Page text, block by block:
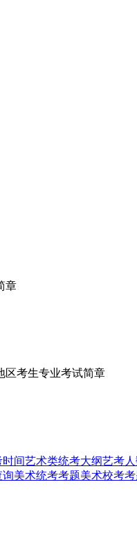
章
区考生专业考试简章
间艺术类统考大纲艺考
询美术统考考题美术校考